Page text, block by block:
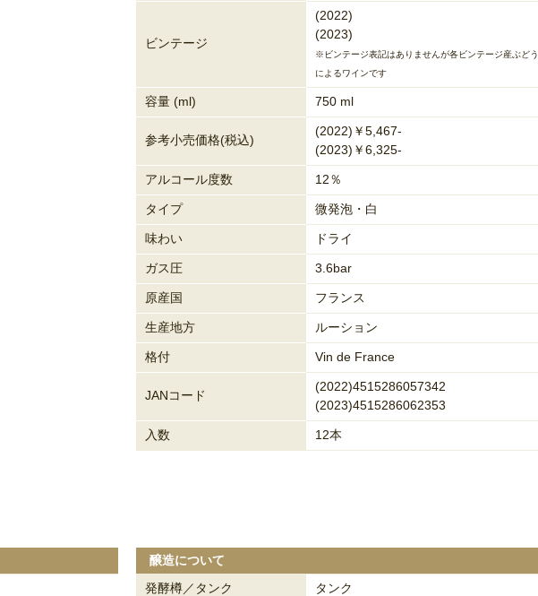
ビンテージ
(2022)
(2023)
※ビンテージ表記はありませんが各ビンテージ産ぶどう
によるワインです
容量 (ml) 750 ml
参考小売価格(税込)
(2022)￥5,467-
(2023)￥6,325-
アルコール度数 12％
タイプ 微発泡・白
味わい ドライ
ガス圧 3.6bar
原産国 フランス
生産地方 ルーション
格付 Vin de France
JANコード
(2022)4515286057342
(2023)4515286062353
入数 12本
醸造について
発酵樽／タンク
タンク